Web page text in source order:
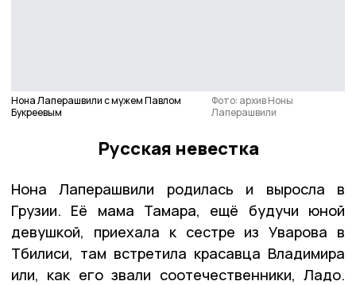
Нона Лаперашвили с мужем Павлом
Букреевым
Фото: архив Ноны
Лаперашвили
Русская невестка
Нона Лаперашвили родилась и выросла в
Грузии. Её мама Тамара, ещё будучи юной
девушкой, приехала к сестре из Уварова в
Тбилиси, там встретила красавца Владимира
или, как его звали соотечественники, Ладо.